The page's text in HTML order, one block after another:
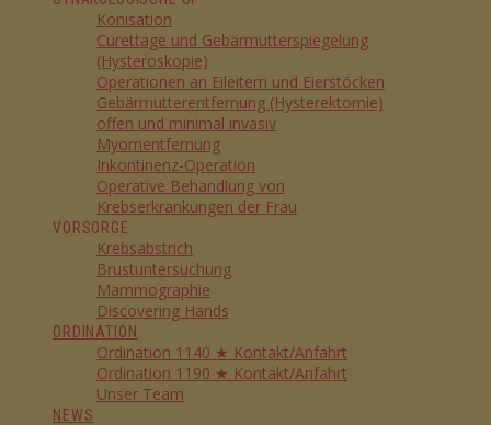
Konisation
Curettage und Gebärmutterspiegelung
(Hysteroskopie)
Operationen an Eileitern und Eierstöcken
Gebärmutterentfernung (Hysterektomie)
offen und minimal invasiv
Myomentfernung
Inkontinenz-Operation
Operative Behandlung von
Krebserkrankungen der Frau
VORSORGE
Krebsabstrich
Brustuntersuchung
Mammographie
Discovering Hands
ORDINATION
Ordination 1140 ★ Kontakt/Anfahrt
Ordination 1190 ★ Kontakt/Anfahrt
Unser Team
NEWS